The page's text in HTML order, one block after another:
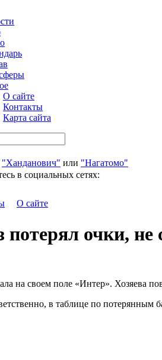
О сайте
Контакты
Карта сайта
"Ханданович" или "Нагатомо"
в социальных сетях:
О сайте
очки, не
на своем поле «Интер». Хозяева
в таблице по потерянным